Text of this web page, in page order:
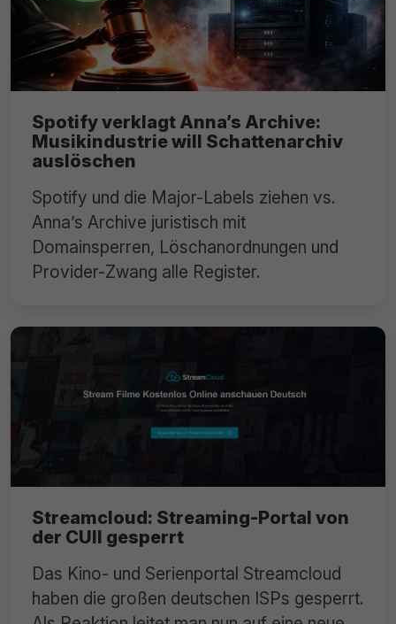
Spotify verklagt Anna’s Archive:
Musikindustrie will Schattenarchiv
auslöschen
Spotify und die Major-Labels ziehen vs.
Anna’s Archive juristisch mit
Domainsperren, Löschanordnungen und
Provider-Zwang alle Register.
Streamcloud: Streaming-Portal von
der CUII gesperrt
Das Kino- und Serienportal Streamcloud
haben die großen deutschen ISPs gesperrt.